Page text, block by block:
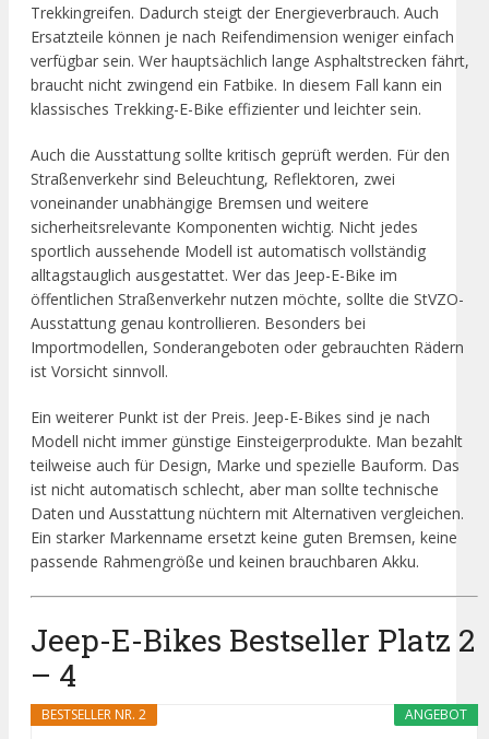
Trekkingreifen. Dadurch steigt der Energieverbrauch. Auch
Ersatzteile können je nach Reifendimension weniger einfach
verfügbar sein. Wer hauptsächlich lange Asphaltstrecken fährt,
braucht nicht zwingend ein Fatbike. In diesem Fall kann ein
klassisches Trekking-E-Bike effizienter und leichter sein.
Auch die Ausstattung sollte kritisch geprüft werden. Für den
Straßenverkehr sind Beleuchtung, Reflektoren, zwei
voneinander unabhängige Bremsen und weitere
sicherheitsrelevante Komponenten wichtig. Nicht jedes
sportlich aussehende Modell ist automatisch vollständig
alltagstauglich ausgestattet. Wer das Jeep-E-Bike im
öffentlichen Straßenverkehr nutzen möchte, sollte die StVZO-
Ausstattung genau kontrollieren. Besonders bei
Importmodellen, Sonderangeboten oder gebrauchten Rädern
ist Vorsicht sinnvoll.
Ein weiterer Punkt ist der Preis. Jeep-E-Bikes sind je nach
Modell nicht immer günstige Einsteigerprodukte. Man bezahlt
teilweise auch für Design, Marke und spezielle Bauform. Das
ist nicht automatisch schlecht, aber man sollte technische
Daten und Ausstattung nüchtern mit Alternativen vergleichen.
Ein starker Markenname ersetzt keine guten Bremsen, keine
passende Rahmengröße und keinen brauchbaren Akku.
Jeep-E-Bikes Bestseller Platz 2
– 4
ANGEBOT
BESTSELLER NR. 2